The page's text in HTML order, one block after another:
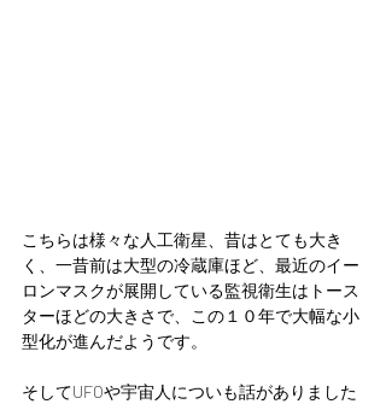
こちらは様々な人工衛星、昔はとても大き
く、一昔前は大型の冷蔵庫ほど、最近のイー
ロンマスクが展開している監視衛生はトース
ターほどの大きさで、この１０年で大幅な小
型化が進んだようです。
そしてUFOや宇宙人についも話がありました